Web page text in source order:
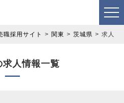
職採用サイト 関東 茨城県 求人情
求人情報一覧